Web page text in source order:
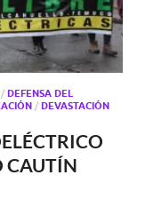
/ DEFENSA DEL
/ DEVASTACIÓN
CAUTÍN